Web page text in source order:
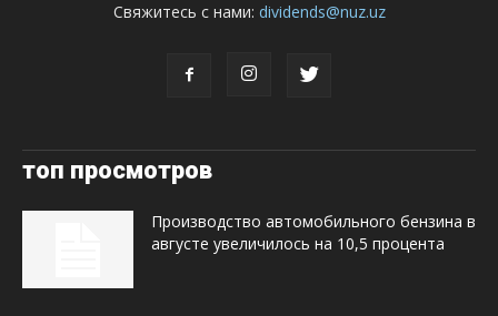
Свяжитесь с нами: dividends@nuz.uz
топ просмотров
Производство автомобильного бензина в
августе увеличилось на 10,5 процента